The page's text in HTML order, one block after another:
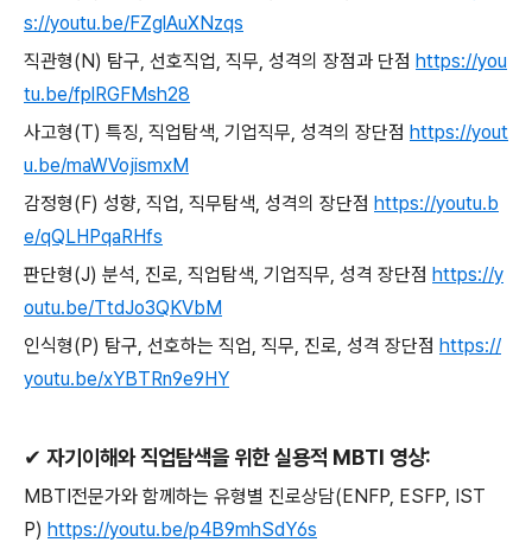
s://youtu.be/FZglAuXNzqs
직관형(N) 탐구 선호직업 직무 성격의 장점과 단점 https://you
tu.be/fplRGFMsh28
사고형(T) 특징 직업탐색 기업직무 성격의 장단점 https://yout
u.be/maWVojismxM
감정형(F) 성향 직업 직무탐색 성격의 장단점 https://youtu.b
e/qQLHPqaRHfs
판단형(J) 분석 진로 직업탐색 기업직무 성격 장단점 https://y
outu.be/TtdJo3QKVbM
인식형(P) 탐구 선호하는 직업 직무 진로 성격 장단점 https://
youtu.be/xYBTRn9e9HY
✔ 자기이해와 직업탐색을 위한 실용적 MBTI 영상:
MBTI 전문가와 함께하는 유형별 진로상담(ENFP, ESFP, IST
P) https://youtu.be/p4B9mhSdY6s